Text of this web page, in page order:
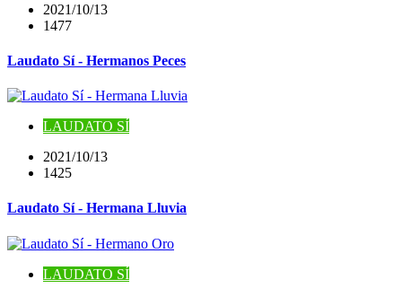
2021/10/13
1477
Laudato Sí - Hermanos Peces
LAUDATO SÍ
2021/10/13
1425
Laudato Sí - Hermana Lluvia
LAUDATO SÍ